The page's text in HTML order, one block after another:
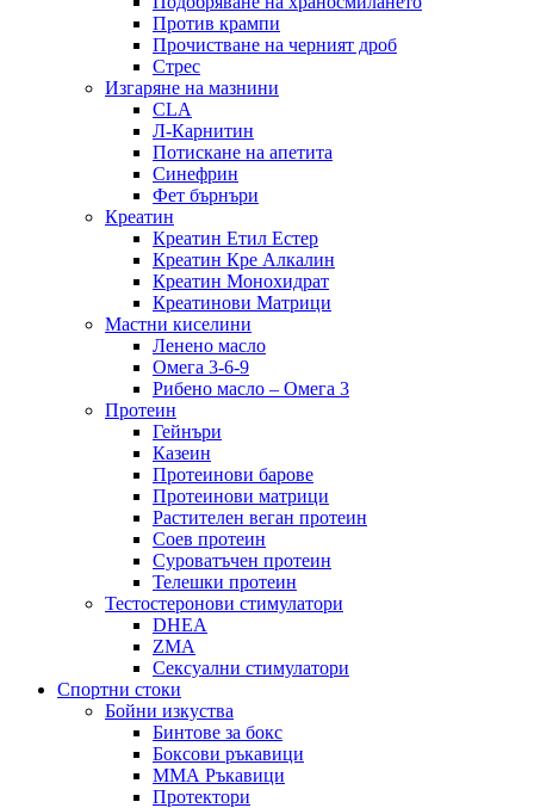
Против крампи
Прочистване на черният дроб
Стрес
Изгаряне на мазнини
CLA
Л-Карнитин
Потискане на апетита
Синефрин
Фет бърнъри
Креатин
Креатин Етил Естер
Креатин Кре Алкалин
Креатин Монохидрат
Креатинови Матрици
Мастни киселини
Ленено масло
Омега 3-6-9
Рибено масло – Омега 3
Протеин
Гейнъри
Казеин
Протеинови барове
Протеинови матрици
Растителен веган протеин
Соев протеин
Суроватъчен протеин
Телешки протеин
Тестостеронови стимулатори
DHEA
ZMA
Сексуални стимулатори
Спортни стоки
Бойни изкуства
Бинтове за бокс
Боксови ръкавици
ММА Ръкавици
Протектори